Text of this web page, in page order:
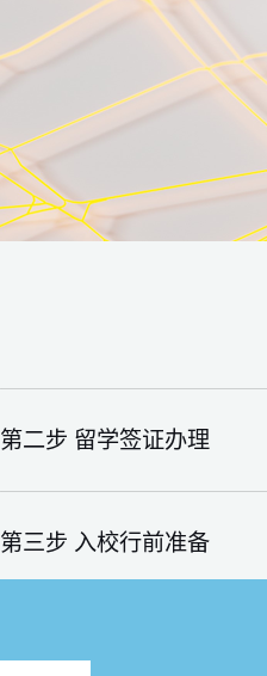
第二步 留学签证办理
第三步 入校行前准备